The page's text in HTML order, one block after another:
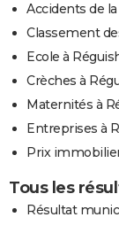
Accidents de
Classement
Ecole à
Crèches à
Maternités à
Entreprises à
Prix
Tous les
Résultat